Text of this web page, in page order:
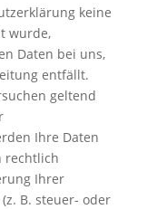
keine
wurde,
Daten bei uns,
entfällt.
geltend
Ihre Daten
rechtlich
Ihrer
B. steuer- oder